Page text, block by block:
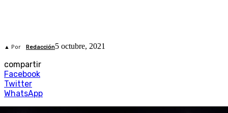
▲ Por Redacción5 octubre, 2021
compartir
Facebook
Twitter
WhatsApp